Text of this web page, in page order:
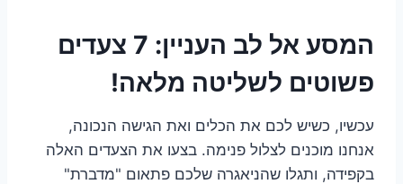
המסע אל לב העניין: 7 צעדים
פשוטים לשליטה מלאה!
עכשיו, כשיש לכם את הכלים ואת הגישה הנכונה,
אנחנו מוכנים לצלול פנימה. בצעו את הצעדים האלה
בקפידה, ותגלו שהניאגרה שלכם פתאום "מדברת"